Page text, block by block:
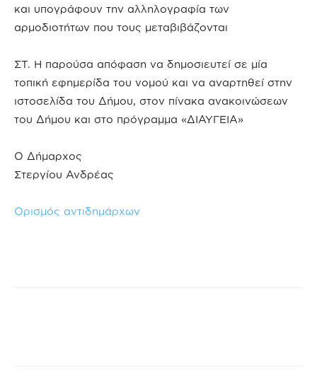
και υπογράφουν την αλληλογραφία των
αρμοδιοτήτων που τους μεταβιβάζονται
ΣΤ. Η παρούσα απόφαση να δημοσιευτεί σε μία
τοπική εφημερίδα του νομού και να αναρτηθεί στην
ιστοσελίδα του Δήμου, στον πίνακα ανακοινώσεων
του Δήμου και στο πρόγραμμα «ΔΙΑΥΓΕΙΑ»
Ο Δήμαρχος
Στεργίου Ανδρέας
Ορισμός αντιδημάρχων